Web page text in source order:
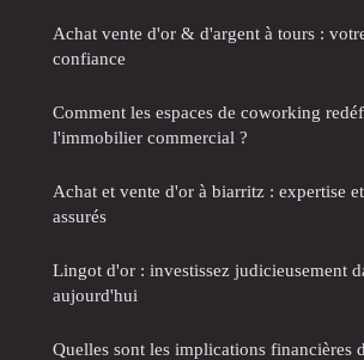
Achat vente d'or & d'argent à tours :
confiance
Comment les espaces de coworking
l'immobilier commercial ?
Achat et vente d'or à biarritz : expertise
assurés
Lingot d'or : investissez judicieusement
aujourd'hui
Quelles sont les implications financières